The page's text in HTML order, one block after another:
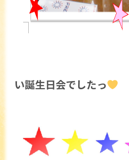
い誕生日会でしたっ